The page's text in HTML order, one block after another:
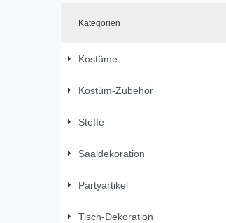
Kategorien
Kostüme
Kostüm-Zubehör
Stoffe
Saaldekoration
Partyartikel
Tisch-Dekoration